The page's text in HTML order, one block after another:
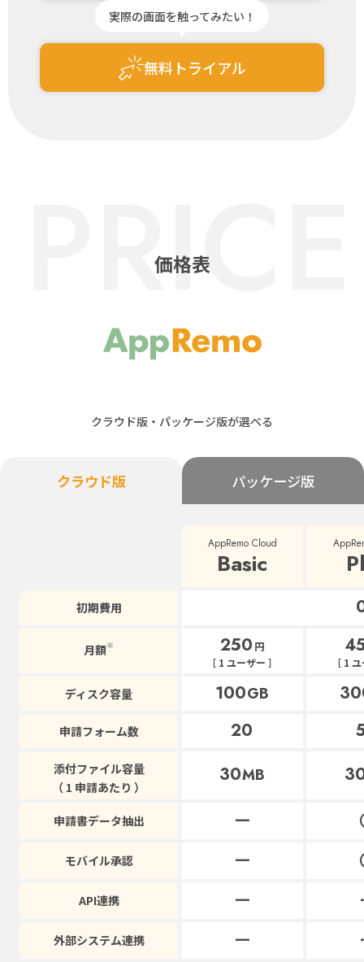
実際の画面を触ってみたい！
無料トライアル
PRICE
価格表
クラウド版・パッケージ版が選べる
クラウド版 パッケージ版
AppRemo Cloud
Basic
初期費用
月額※ 250 円
［ 1 ユーザー ］ ［ 1
ディスク容量 100GB
申請フォーム数 20
添付ファイル容量
（ 1 申請あたり ）
30MB
申請書データ抽出 ー
モバイル承認 ー
API連携 ー
外部システム連携 ー